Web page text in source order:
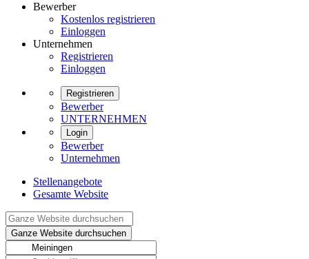
Bewerber
Kostenlos registrieren
Einloggen
Unternehmen
Registrieren
Einloggen
Registrieren
Bewerber
UNTERNEHMEN
Login
Bewerber
Unternehmen
Stellenangebote
Gesamte Website